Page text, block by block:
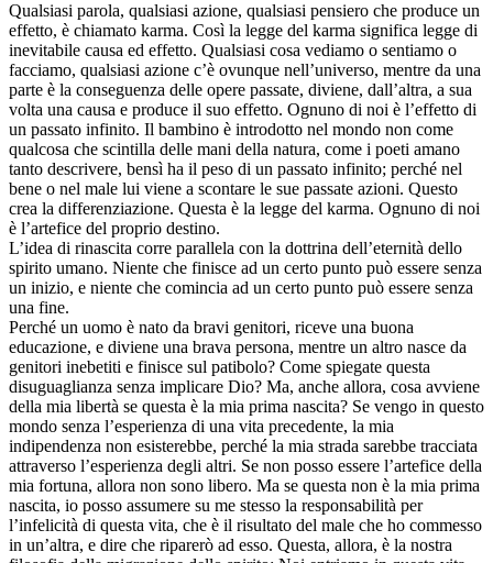
Qualsiasi parola, qualsiasi azione, qualsiasi pensiero che produce un
effetto, è chiamato karma. Così la legge del karma significa legge di
inevitabile causa ed effetto. Qualsiasi cosa vediamo o sentiamo o
facciamo, qualsiasi azione c’è ovunque nell’universo, mentre da una
parte è la conseguenza delle opere passate, diviene, dall’altra, a sua
volta una causa e produce il suo effetto. Ognuno di noi è l’effetto di
un passato infinito. Il bambino è introdotto nel mondo non come
qualcosa che scintilla delle mani della natura, come i poeti amano
tanto descrivere, bensì ha il peso di un passato infinito; perché nel
bene o nel male lui viene a scontare le sue passate azioni. Questo
crea la differenziazione. Questa è la legge del karma. Ognuno di noi
è l’artefice del proprio destino.
L’idea di rinascita corre parallela con la dottrina dell’eternità dello
spirito umano. Niente che finisce ad un certo punto può essere senza
un inizio, e niente che comincia ad un certo punto può essere senza
una fine.
Perché un uomo è nato da bravi genitori, riceve una buona
educazione, e diviene una brava persona, mentre un altro nasce da
genitori inebetiti e finisce sul patibolo? Come spiegate questa
disuguaglianza senza implicare Dio? Ma, anche allora, cosa avviene
della mia libertà se questa è la mia prima nascita? Se vengo in questo
mondo senza l’esperienza di una vita precedente, la mia
indipendenza non esisterebbe, perché la mia strada sarebbe tracciata
attraverso l’esperienza degli altri. Se non posso essere l’artefice della
mia fortuna, allora non sono libero. Ma se questa non è la mia prima
nascita, io posso assumere su me stesso la responsabilità per
l’infelicità di questa vita, che è il risultato del male che ho commesso
in un’altra, e dire che riparerò ad esso. Questa, allora, è la nostra